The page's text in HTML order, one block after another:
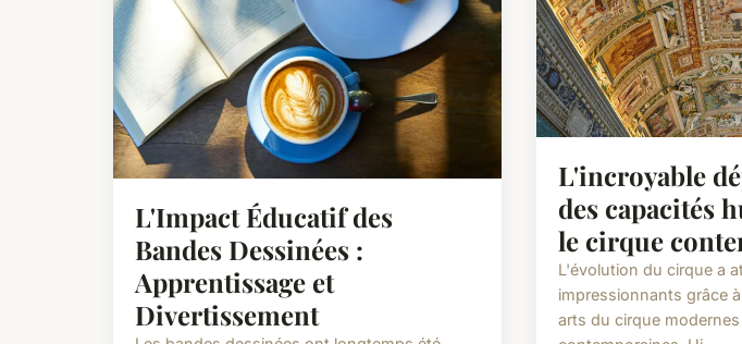
L'Impact Éducatif des
Bandes Dessinées :
Apprentissage et
Divertissement
L'incroyable
des capacités
le cirque
L'évolution du cirque a
impressionnants grâce
arts du cirque